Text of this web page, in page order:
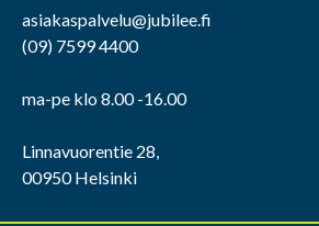
asiakaspalvelu@jubilee.fi
(09) 7599 4400
ma-pe klo 8.00 -16.00
Linnavuorentie 28,
00950 Helsinki